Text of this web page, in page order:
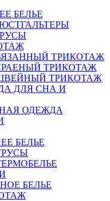
БЕЛЬЕ
ТРИКОТАЖ
ТРИКОТАЖ
ТРИКОТАЖ
ДЛЯ СНА И
ОДЕЖДА
БЕЛЬЕ
БЕЛЬЕ